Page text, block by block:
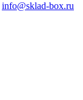
info@sklad-box.ru